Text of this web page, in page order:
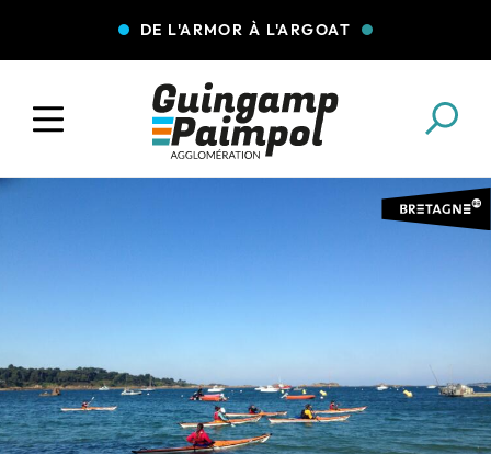
DE L'ARMOR À L'ARGOAT
COLLECTE DES DÉCHETS EAU ET ASSAINISSEMENT
ASSOCIATIONS PISCINES